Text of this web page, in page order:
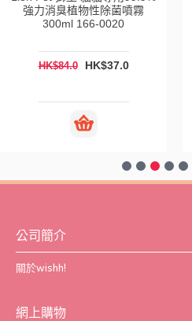
強力消臭植物性除菌噴霧
300ml 166-0020
HK$84.0 HK$37.0
公司簡介
關於wishh!
網上購物